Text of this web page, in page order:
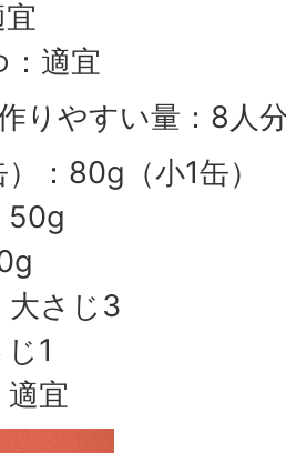
：適宜
りやすい量：8人
：80g（小1缶）
50g
大さじ3
1
宜